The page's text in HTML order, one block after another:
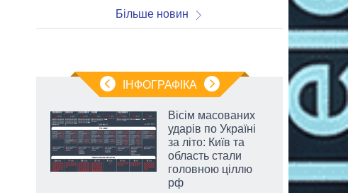
Більше новин
ІНФОГРАФІКА
Вісім масованих
ударів по Україні
за літо: Київ та
область стали
головною ціллю
рф